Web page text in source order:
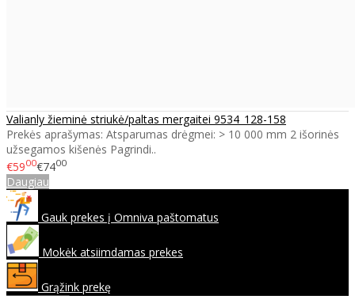
Valianly žieminė striukė/paltas mergaitei 9534_128-158
Prekės aprašymas: Atsparumas drėgmei: > 10 000 mm 2 išorinės
užsegamos kišenės Pagrindi..
€5900€7400
Daugiau
Gauk prekes į Omniva paštomatus
Mokėk atsiimdamas prekes
Grąžink prekę